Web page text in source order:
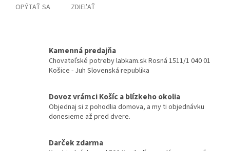
OPÝTAŤ SA ZDIEĽAŤ
Kamenná predajňa
Chovateľské potreby labkam.sk Rosná 1511/1 040 01
Košice - Juh Slovenská republika
Dovoz vrámci Košíc a blízkeho okolia
Objednaj si z pohodlia domova, a my ti objednávku
donesieme až pred dvere.
Darček zdarma